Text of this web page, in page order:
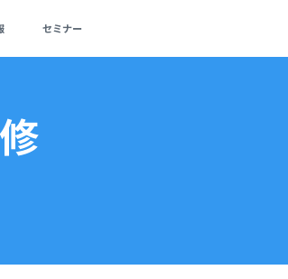
セミナー